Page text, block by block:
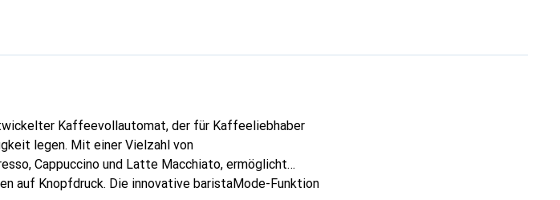
Kaffeevollautomat, der für Kaffeeliebhaber
legen. Mit einer Vielzahl von
Cappuccino und Latte Macchiato, ermöglicht
auf Knopfdruck. Die innovative baristaMode-Funktion